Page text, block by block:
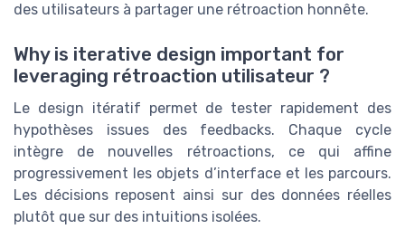
des utilisateurs à partager une rétroaction honnête.
Why is iterative design important for
leveraging rétroaction utilisateur ?
Le design itératif permet de tester rapidement des
hypothèses issues des feedbacks. Chaque cycle
intègre de nouvelles rétroactions, ce qui affine
progressivement les objets d’interface et les parcours.
Les décisions reposent ainsi sur des données réelles
plutôt que sur des intuitions isolées.